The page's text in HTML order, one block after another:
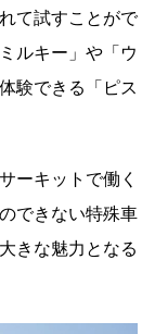
て試すことがで
ルキー」や「ウ
験できる「ピス
ーキットで働く
できない特殊車
きな魅力となる